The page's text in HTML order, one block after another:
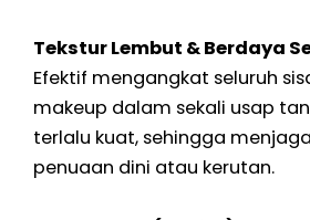
Tekstur Lembut & Berdaya
Efektif mengangkat seluruh
makeup dalam sekali usap
terlalu kuat, sehingga
penuaan dini atau kerutan.